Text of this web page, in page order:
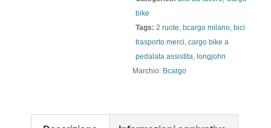
bike
Tags: 2 ruote, bcargo milano, bici
trasporto merci, cargo bike a
pedalata assistita, longjohn
Marchio: Bcargo